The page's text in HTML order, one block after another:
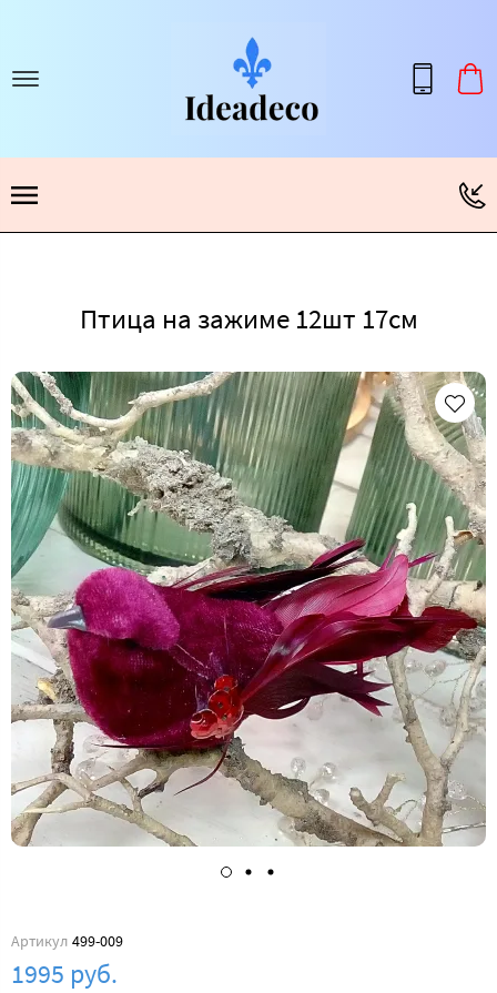
Птица на зажиме 12шт 17см
Артикул 499-009
1995 руб.